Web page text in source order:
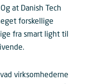
at Danish Tech
forskellige
fra smart light til
virksomhederne